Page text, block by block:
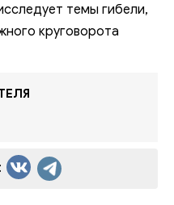
темы гибели,
круговорота